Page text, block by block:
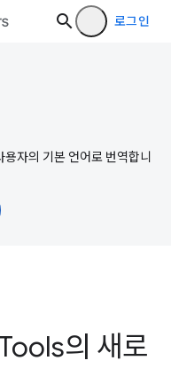
로그인
자의 기본 언어로 번역합니
의 새로